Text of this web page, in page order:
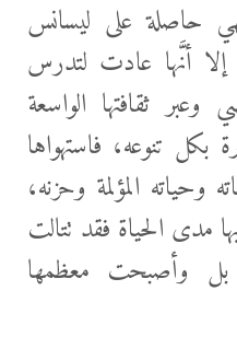
حاصلة على ليسانس
أنَّها عادت لتدرس
ثقافتها الواسعة
تنوعه، فاستهواها
المؤلمة وحزنه،
مدى الحياة فقد تتالت
بل وأصبحت معظمها